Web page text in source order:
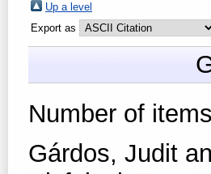
Up a level
Export as
Number of
Gárdos, Judit